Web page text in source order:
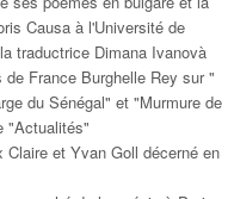
Causa à l'Université de
traductrice Dimana Ivanovà
France Burghelle Rey sur "
du Sénégal" et "Murmure de
"Actualités"
et Yvan Goll décerné en